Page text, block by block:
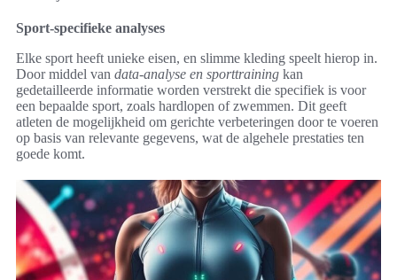
Sport-specifieke analyses
Elke sport heeft unieke eisen, en slimme kleding speelt hierop in.
Door middel van data-analyse en sporttraining kan
gedetailleerde informatie worden verstrekt die specifiek is voor
een bepaalde sport, zoals hardlopen of zwemmen. Dit geeft
atleten de mogelijkheid om gerichte verbeteringen door te voeren
op basis van relevante gegevens, wat de algehele prestaties ten
goede komt.